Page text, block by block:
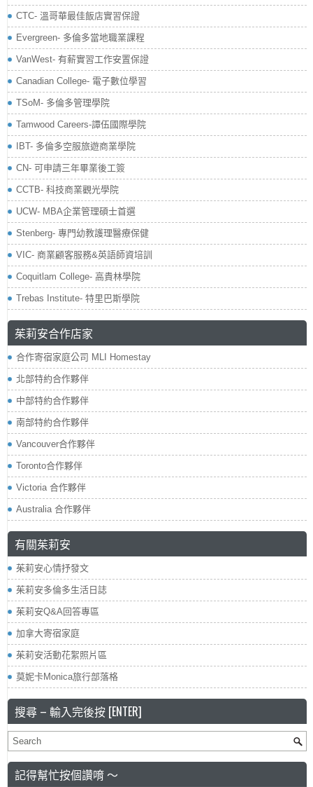
CTC- 溫哥華最佳飯店實習保證
Evergreen- 多倫多當地職業課程
VanWest- 有薪實習工作安置保證
Canadian College- 電子數位學習
TSoM- 多倫多管理學院
Tamwood Careers-譚伍國際學院
IBT- 多倫多空服旅遊商業學院
CN- 可申請三年畢業後工簽
CCTB- 科技商業觀光學院
UCW- MBA企業管理碩士首選
Stenberg- 專門幼教護理醫療保健
VIC- 商業顧客服務&英語師資培訓
Coquitlam College- 高貴林學院
Trebas Institute- 特里巴斯學院
茱莉安合作店家
合作寄宿家庭公司 MLI Homestay
北部特約合作夥伴
中部特約合作夥伴
南部特約合作夥伴
Vancouver合作夥伴
Toronto合作夥伴
Victoria 合作夥伴
Australia 合作夥伴
有關茱莉安
茱莉安心情抒發文
茱莉安多倫多生活日誌
茱莉安Q&A回答專區
加拿大寄宿家庭
茱莉安活動花絮照片區
莫妮卡Monica旅行部落格
搜尋 – 輸入完後按 [ENTER]
記得幫忙按個讚唷 ～